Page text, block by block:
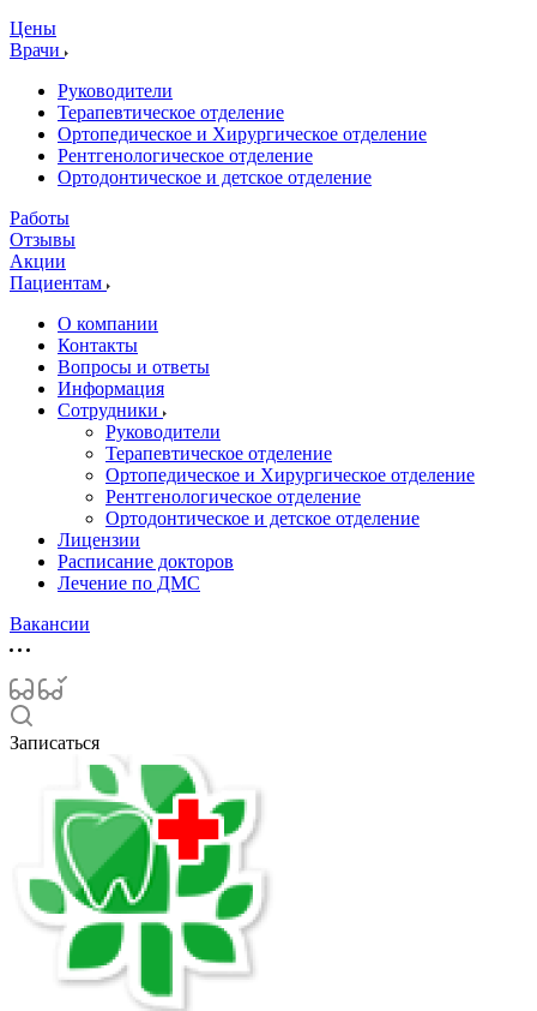
Цены
Врачи
Руководители
Терапевтическое отделение
Ортопедическое и Хирургическое отделение
Рентгенологическое отделение
Ортодонтическое и детское отделение
Работы
Отзывы
Акции
Пациентам
О компании
Контакты
Вопросы и ответы
Информация
Сотрудники
Руководители
Терапевтическое отделение
Ортопедическое и Хирургическое отделение
Рентгенологическое отделение
Ортодонтическое и детское отделение
Лицензии
Расписание докторов
Лечение по ДМС
Вакансии
Записаться